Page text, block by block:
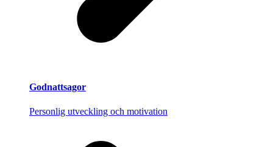
Godnattsagor
Personlig utveckling och motivation